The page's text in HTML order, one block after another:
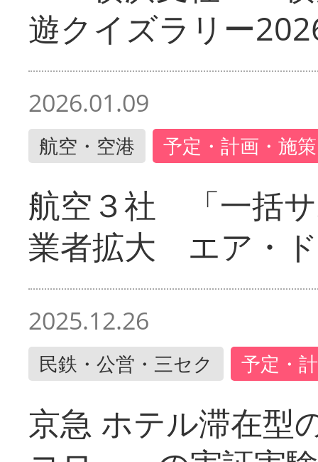
遊クイズラリー
2026.01.09
航空・空港 予定・計画・施策
航空３社 「一括
業者拡大 エア・
2025.12.26
民鉄・公営・三セク 予定・
京急 ホテル滞在型